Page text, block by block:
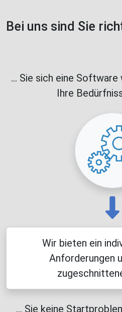
Bei uns sind Sie
... Sie sich eine Software
Ihre
Wir bieten ein
Anforderungen
... Sie keine